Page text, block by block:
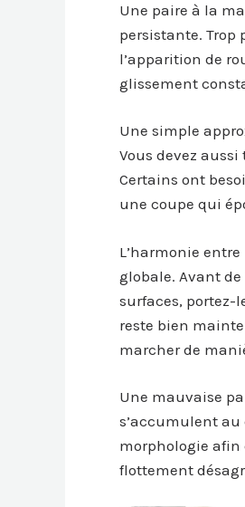
Une paire à la
persistante. Trop
l’apparition de
glissement
Une simple
Vous devez
Certains ont
une coupe qui
L’harmonie
globale. Avant
surfaces, portez-
reste bien
marcher de
Une mauvaise
s’accumulent au
morphologie afin
flottement